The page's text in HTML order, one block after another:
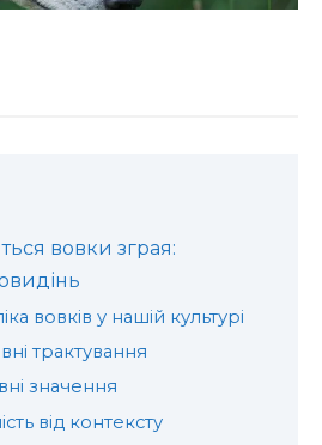
вовки зграя:
вовків у нашій культурі
трактування
значення
від контексту